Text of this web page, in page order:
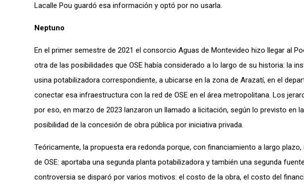
Lacalle Pou guardó esa información y optó por no usarla.
Neptuno
En el primer semestre de 2021 el consorcio Aguas de Montevideo hizo llegar al
otra de las posibilidades que OSE había considerado a lo largo de su historia: la
usina potabilizadora correspondiente, a ubicarse en la zona de Arazatí, en el
conectar esa infraestructura con la red de OSE en el área metropolitana. Los
por eso, en marzo de 2023 lanzaron un llamado a licitación, según lo previsto en
posibilidad de la concesión de obra pública por iniciativa privada.
Teóricamente, la propuesta era redonda porque, con financiamiento a largo
de OSE: aportaba una segunda planta potabilizadora y también una segunda
controversia se disparó por varios motivos: el costo de la obra, el costo del